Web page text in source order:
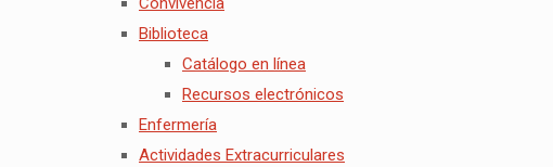
Biblioteca
Catálogo en línea
Recursos electrónicos
Enfermería
Actividades Extracurriculares